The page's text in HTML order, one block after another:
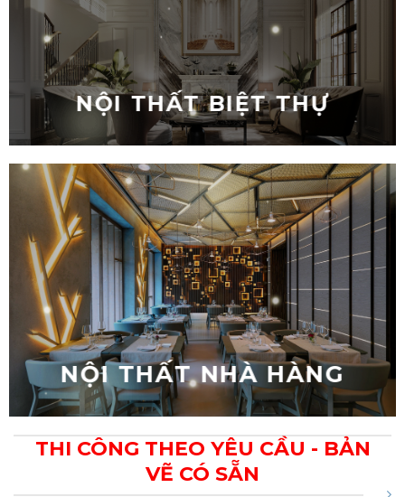
NỘI THẤT BIỆT THỰ
NỘI THẤT NHÀ HÀNG
THI CÔNG THEO YÊU CẦU - BẢN
VẼ CÓ SẴN